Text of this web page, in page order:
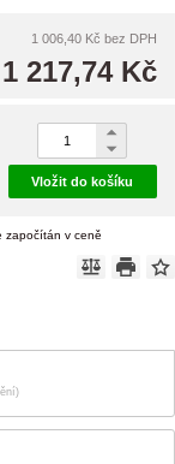
1 006,40 Kč bez DPH
1 217,74 Kč
Vložit do košíku
započítán v ceně